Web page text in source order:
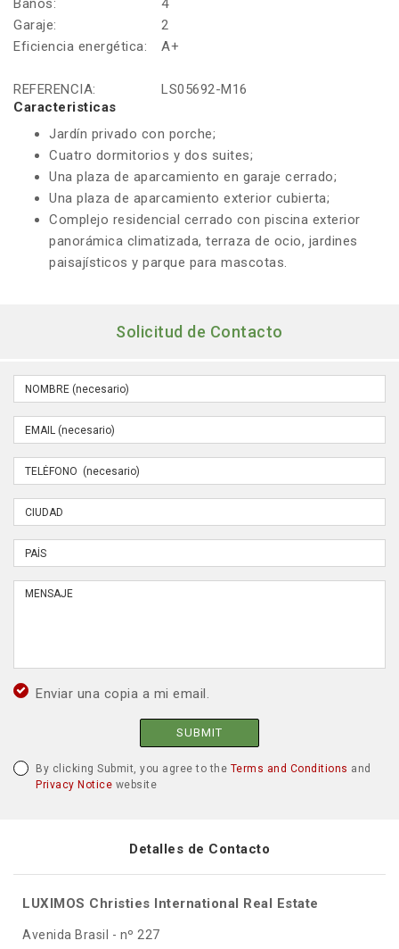
Baños:
4
Garaje:
2
Eficiencia energética:
A+
REFERENCIA:
LS05692-M16
Caracteristicas
Jardín privado con porche;
Cuatro dormitorios y dos suites;
Una plaza de aparcamiento en garaje cerrado;
Una plaza de aparcamiento exterior cubierta;
Complejo residencial cerrado con piscina exterior
panorámica climatizada, terraza de ocio, jardines
paisajísticos y parque para mascotas.
Solicitud de Contacto
Enviar una copia a mi email.
SUBMIT
By clicking Submit, you agree to the Terms and Conditions and
Privacy Notice website
Detalles de Contacto
LUXIMOS Christies International Real Estate
Avenida Brasil - nº 227